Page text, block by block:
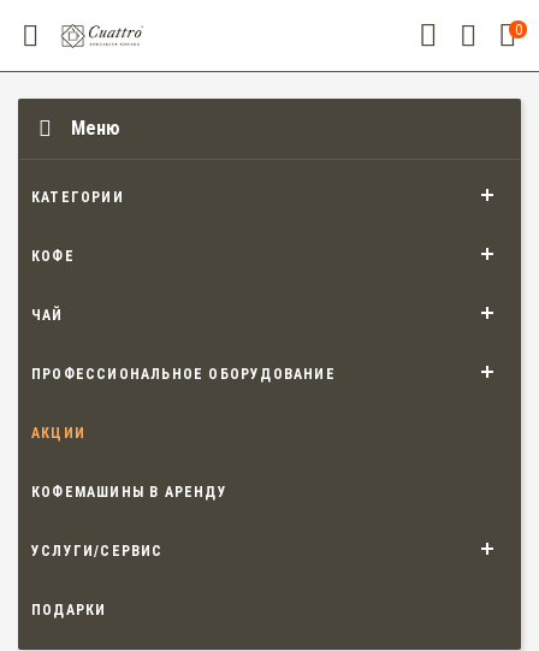
0
Меню
КАТЕГОРИИ
КОФЕ
ЧАЙ
ПРОФЕССИОНАЛЬНОЕ ОБОРУДОВАНИЕ
АКЦИИ
КОФЕМАШИНЫ В АРЕНДУ
УСЛУГИ/СЕРВИС
ПОДАРКИ